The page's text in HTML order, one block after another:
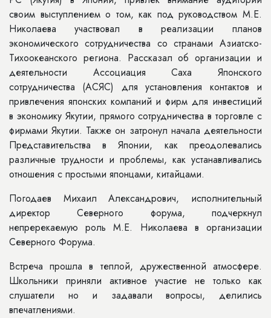
своим выступлением о том, как под руководством М.Е.
Николаева участвовал в реализации планов
экономического сотрудничества со странами Азиатско-
Тихоокеанского региона. Рассказал об организации и
деятельности Ассоциация Саха Японского
сотрудничества (АСЯС) для установления контактов и
привлечения японских компаний и фирм для инвестиций
в экономику Якутии, прямого сотрудничества в торговле с
фирмами Якутии. Также он затронул начала деятельности
Представительства в Японии, как преодолевались
различные трудности и проблемы, как устанавливались
отношения с простыми японцами, китайцами.
Погодаев Михаил Александрович, исполнительный
директор Северного форума, подчеркнул
непререкаемую роль М.Е. Николаева в организации
Северного Форума.
Встреча прошла в теплой, дружественной атмосфере.
Школьники приняли активное участие не только как
слушатели но и задавали вопросы, делились
впечатлениями.